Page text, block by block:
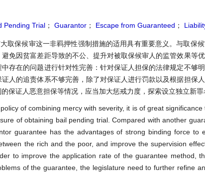
Pending Trial ； Guarantor ； Escape from Guaranteed ；
取保候审这一非羁押性强制措施的适用具有重要意义。与取保
免因贫富差距导致的不公、提升对被取保候审人的监管效果等优
存在的问题进行针对性完善：针对保证人担保的法律规定不够
人的追责体系不够完善，除了对保证人进行罚款以及根据担保
保证人恶意担保等情况，应当加大惩戒力度，探索设立独立新罪
of combining mercy with severity, it is of great
of obtaining bail pending trial. Compared with another
guarantee has the advantages of strong binding force to
the rich and the poor, and improve the supervision
to improve the application rate of the guarantee method,
of the guarantee, the legislature need to further refine